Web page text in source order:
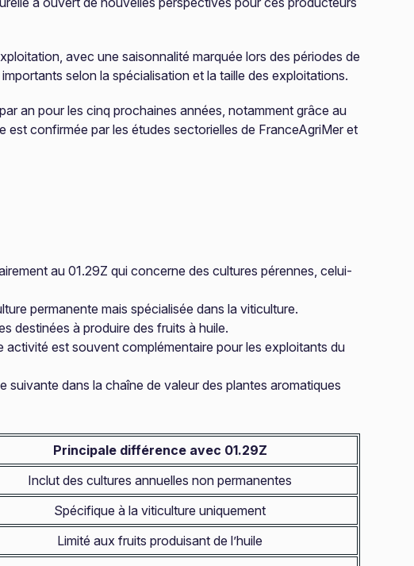
avec une saisonnalité marquée lors des périodes de
selon la spécialisation et la taille des exploitations.
an pour les cinq prochaines années, notamment grâce au
est confirmée par les études sectorielles de FranceAgriMer et
au 01.29Z qui concerne des cultures pérennes, celui-
permanente mais spécialisée dans la viticulture.
destinées à produire des fruits à huile.
est souvent complémentaire pour les exploitants du
suivante dans la chaîne de valeur des plantes aromatiques
Principale différence avec 01.29Z
Inclut des cultures annuelles non permanentes
Spécifique à la viticulture uniquement
Limité aux fruits produisant de l’huile